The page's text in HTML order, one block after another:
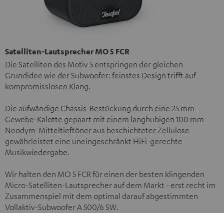
Satelliten-Lautsprecher MO 5 FCR
Die Satelliten des Motiv 5 entspringen der gleichen
Grundidee wie der Subwoofer: feinstes Design trifft auf
kompromisslosen Klang.
Die aufwändige Chassis-Bestückung durch eine 25 mm-
Gewebe-Kalotte gepaart mit einem langhubigen 100 mm
Neodym-Mitteltieftöner aus beschichteter Zellulose
gewährleistet eine uneingeschränkt HiFi-gerechte
Musikwiedergabe.
Wir halten den MO 5 FCR für einen der besten klingenden
Micro-Satelliten-Lautsprecher auf dem Markt - erst recht im
Zusammenspiel mit dem optimal darauf abgestimmten
Vollaktiv-Subwoofer A 500/6 SW.